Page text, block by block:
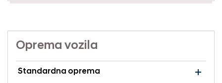
Oprema vozila
Standardna oprema